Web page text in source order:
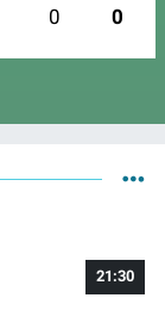
0 0
21:30